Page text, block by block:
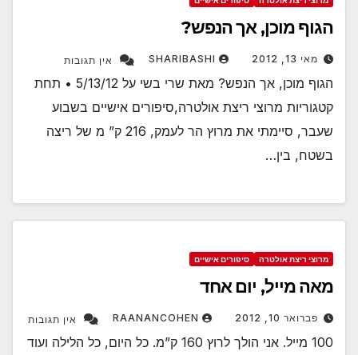
הגוף מוכן, אך הנפש?
מאי 13, 2012 SHARIBASHI אין תגובות
הגוף מוכן, אך הנפש? מאת שרי בשי על 5/13/12 • תחת
קטגוריות מרוצי ריצת אולטרה,סיפורים אישיים בשבוע
שעבר, סיימתי את מרוץ הר לעמק, 216 ק” מ של ריצה
בשטח, בין…
מרוצי ריצת אולטרה סיפורים אישיים
מאה מייל, יום אחד
פברואר 10, 2012 RAANANCOHEN אין תגובות
100 מייל. אני הולך לרוץ 160 ק”מ. כל היום, כל הלילה ועוד